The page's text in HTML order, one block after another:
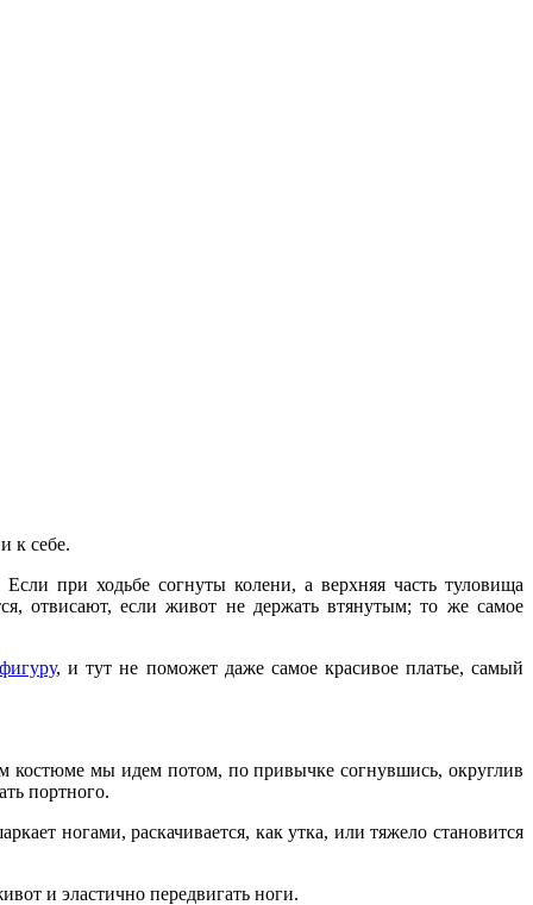
к себе.
при ходьбе согнуты колени, а верхняя часть туловища
отвисают, если живот не дер­жать втянутым; то же самое
фигуру, и тут не поможет даже самое кра­сивое платье, самый
костюме мы идем потом, по привычке согнувшись, округлив
портного.
ногами, раскачивается, как утка, или тяжело становится
и эластично передвигать ноги.